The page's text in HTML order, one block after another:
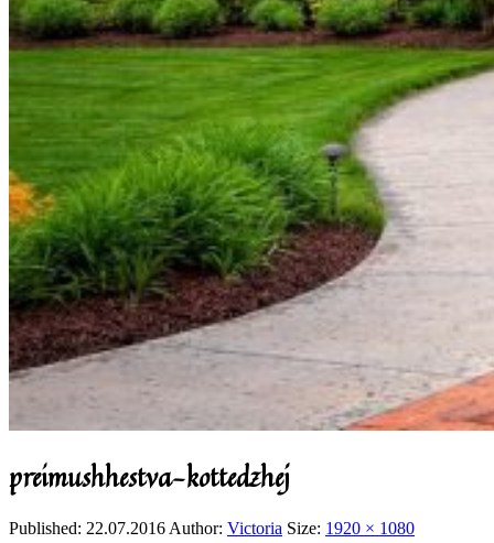
preimushhestva-kottedzhej
Published: 22.07.2016 Author: Victoria Size: 1920 × 1080